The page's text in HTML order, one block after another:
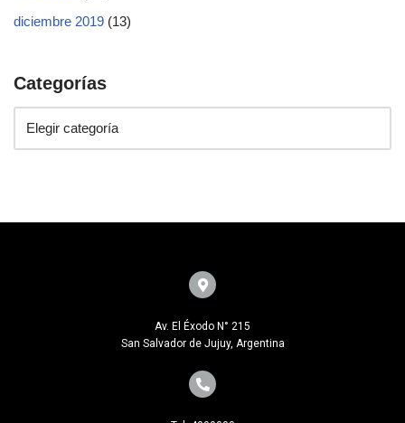
diciembre 2019 (13)
Categorías
Av. El Éxodo N° 215
San Salvador de Jujuy, Argentina